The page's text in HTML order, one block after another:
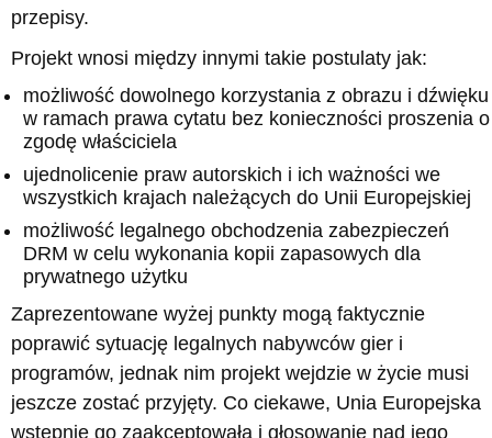
przepisy.
Projekt wnosi między innymi takie postulaty jak:
możliwość dowolnego korzystania z obrazu i dźwięku
w ramach prawa cytatu bez konieczności proszenia o
zgodę właściciela
ujednolicenie praw autorskich i ich ważności we
wszystkich krajach należących do Unii Europejskiej
możliwość legalnego obchodzenia zabezpieczeń
DRM w celu wykonania kopii zapasowych dla
prywatnego użytku
Zaprezentowane wyżej punkty mogą faktycznie
poprawić sytuację legalnych nabywców gier i
programów, jednak nim projekt wejdzie w życie musi
jeszcze zostać przyjęty. Co ciekawe, Unia Europejska
wstępnie go zaakceptowała i głosowanie nad jego